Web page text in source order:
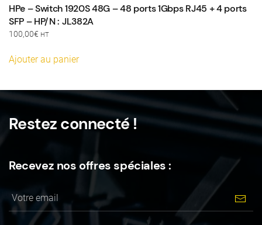
HPe – Switch 1920S 48G – 48 ports 1Gbps RJ45 + 4 ports
SFP – HP/N : JL382A
100,00€ HT
Ajouter au panier
Restez connecté !
Recevez nos offres spéciales :